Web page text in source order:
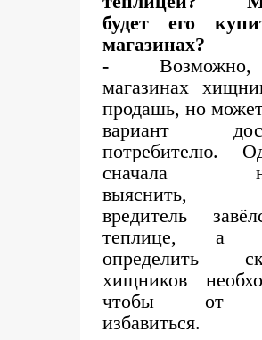
будет его
магазинах?
-
магазинах
продашь, но
вариант
потребителю.
сначала
выяснить,
вредитель
теплице, а
определить
хищников
чтобы от
избавиться.